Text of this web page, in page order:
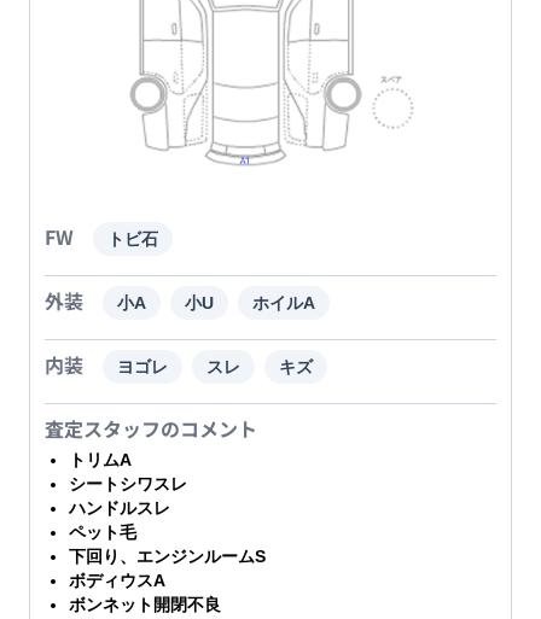
FW トビ石
外装 小A 小U ホイルA
内装 ヨゴレ スレ キズ
査定スタッフのコメント
トリムA
シートシワスレ
ハンドルスレ
ペット毛
下回り、エンジンルームS
ボディウスA
ボンネット開閉不良